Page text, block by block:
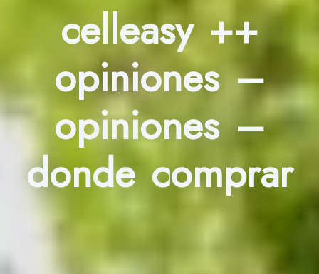
celleasy ++
opiniones –
opiniones –
donde comprar